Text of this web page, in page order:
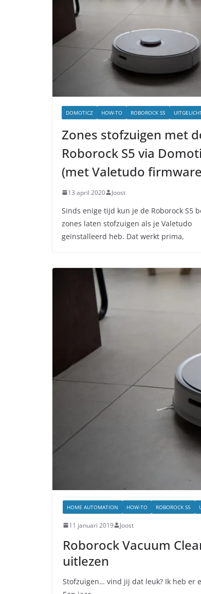
DOMOTICZ HOW-TO ROBOROCK S5
Zones stofzuigen met
Roborock S5 via
(met Valetudo
13 april 2020 Joost
Sinds enige tijd kun je de Roborock S5
zones laten stofzuigen als je Valetudo
geïnstalleerd heb. Dat werkt prima,
HOME AUTOMATION HOW-TO ROBOROCK S5
11 januari 2019 Joost
Roborock Vacuum
uitlezen
Stofzuigen… vind jij dat leuk? Ik heb er